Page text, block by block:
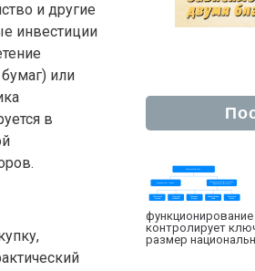
и другие
инвестиции
или
в
контролирует
размер